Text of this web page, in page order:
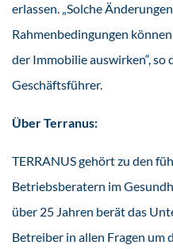
erlassen. „Solche
Rahmenbedingungen
der Immobilie auswirken“, so
Geschäftsführer.
Über Terranus:
TERRANUS gehört zu den
Betriebsberatern im
über 25 Jahren berät das
Betreiber in allen Fragen